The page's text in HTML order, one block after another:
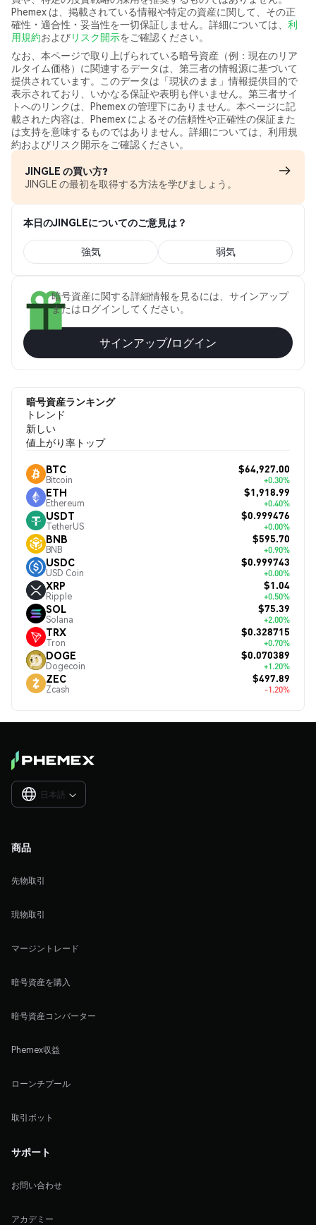
Phemex は、掲載されている情報や特定の資産に関して、その正
確性・適合性・妥当性を一切保証しません。詳細については、 利
用規約およびリスク開示をご確認ください。
なお、本ページで取り上げられている暗号資産（例：現在のリア
ルタイム価格）に関連するデータは、第三者の情報源に基づいて
提供されています。このデータは「現状のまま」情報提供目的で
表示されており、いかなる保証や表明も伴いません。第三者サイ
トへのリンクは、Phemex の管理下にありません。本ページに記
載された内容は、Phemex によるその信頼性や正確性の保証また
は支持を意味するものではありません。詳細については、利用規
約およびリスク開示をご確認ください。
JINGLE の買い方?
JINGLE の最初を取得する方法を学びましょう。
本日のJINGLEについてのご意見は？
強気 弱気
暗号資産に関する詳細情報を見るには、サインアップ
またはログインしてください。
サインアップ/ログイン
暗号資産ランキング
トレンド
新しい
値上がり率トップ
BTC
Bitcoin
$64,927.00
+0.30%
ETH
Ethereum
$1,918.99
+0.40%
USDT
TetherUS
$0.999476
+0.00%
BNB
BNB
$595.70
+0.90%
USDC
USD Coin
$0.999743
+0.00%
XRP
Ripple
$1.04
+0.50%
SOL
Solana
$75.39
+2.00%
TRX
Tron
$0.328715
+0.70%
DOGE
Dogecoin
$0.070389
+1.20%
ZEC
Zcash
$497.89
-1.20%
日本語 
商品
先物取引
現物取引
マージントレード
暗号資産を購入
暗号資産コンバーター
Phemex収益
ローンチプール
取引ボット
サポート
お問い合わせ
アカデミー